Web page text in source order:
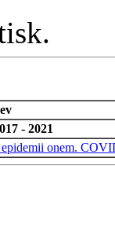
- 2021
onem.